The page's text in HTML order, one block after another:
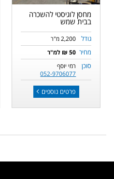
מחסן לוגיסטי להשכרה
בבית שמש
גודל 2,200 מ"ר
מחיר 50 ₪ למ"ר
סוכן
רמי יוסף
052-9706077
פרטים נוספים